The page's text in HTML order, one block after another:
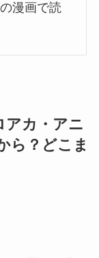
漫画で読
アカ・アニ
ら？どこま